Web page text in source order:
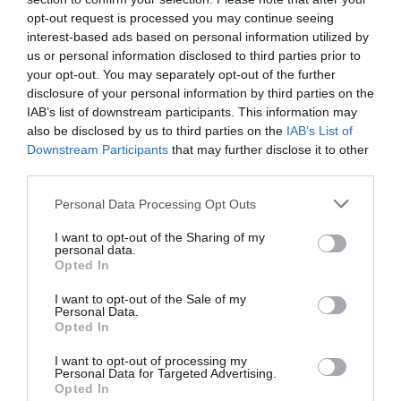
opt-out request is processed you may continue seeing
interest-based ads based on personal information utilized by
us or personal information disclosed to third parties prior to
your opt-out. You may separately opt-out of the further
disclosure of your personal information by third parties on the
IAB’s list of downstream participants. This information may
also be disclosed by us to third parties on the IAB’s List of
Downstream Participants that may further disclose it to other
Personal Data Processing Opt Outs
I want to opt-out of the Sharing of my
personal data.
Opted In
I want to opt-out of the Sale of my
Personal Data.
Opted In
I want to opt-out of processing my
Personal Data for Targeted Advertising.
Opted In
candidatura de Lucas ha estat l'única que s'ha
presentat a les eleccions. L'objectiu principal del
mandat és reforçar el teixit comercial de la capital
del Baix Camp.
-L'agència de publicitatNormmal ha fitxatFerran
director de Negoci i Client. En paral·lel, González
és CEO de la consultora K-Factor i professor de la
Universitat Oberta de Catalunya.
Paola Garcia Mons
és la nova directora de
Màrqueting a
la Universitat Ramon Llull, anteriorment, la
professional ja havia estat cap de Màrqueting a